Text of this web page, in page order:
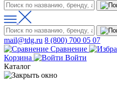
mail@tdg.ru 8 (800) 700 05 07
Сравнение
Корзина
Войти
Каталог